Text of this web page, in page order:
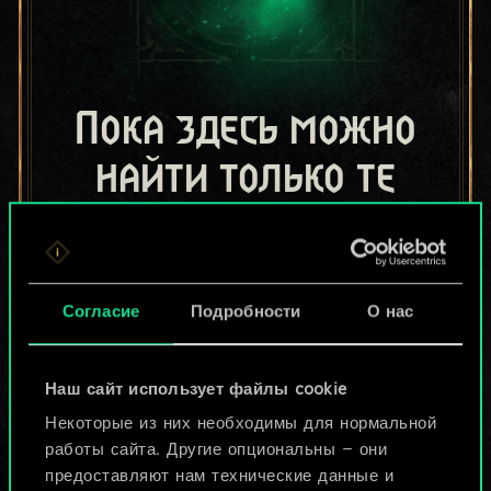
Согласие Подробности О нас
Наш сайт использует файлы cookie
Некоторые из них необходимы для нормальной
работы сайта. Другие опциональны — они
предоставляют нам технические данные и
Пока здесь можно
найти только те
поделились другие
игроки.
больше!